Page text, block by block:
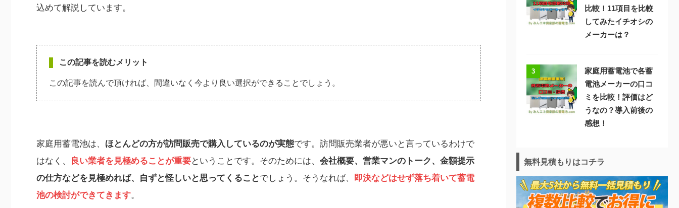
込めて解説しています。
この記事を読むメリット
この記事を読んで頂ければ、間違いなく今より良い選択ができることでしょう。
家庭用蓄電池は、 ほとんどの方が訪問販売で購入しているのが実態です。訪問販売業者が悪いと言っているわけで
はなく、
良い業者を見極めることが重要ということです。そのためには、 会社概要、営業マンのトーク、金額提示
の仕方などを見極めれば、自ずと怪しいと思ってくること でしょう。そうなれば、 即決などはせず落ち着いて蓄電
池の検討ができてきます。
比較！11項目を比較
してみたイチオシの
メーカーは？
3
家庭用蓄電池で各蓄
電池メーカーの口コ
ミを比較！評価はど
うなの？導入前後の
感想！
無料見積もりはコチラ